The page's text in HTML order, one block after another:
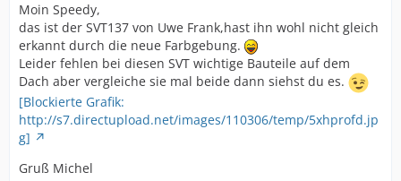
Moin Speedy,
das ist der SVT137 von Uwe Frank,hast ihn wohl nicht gleich
erkannt durch die neue Farbgebung.
Leider fehlen bei diesen SVT wichtige Bauteile auf dem
Dach aber vergleiche sie mal beide dann siehst du es.
[Blockierte Grafik:
http://s7.directupload.net/images/110306/temp/5xhprofd.jp
g]
Gruß Michel